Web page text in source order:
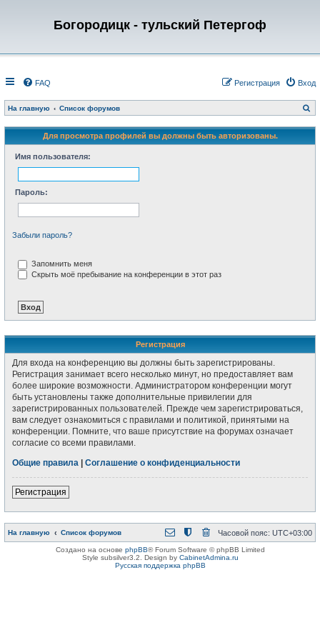
Богородицк - тульский Петергоф
FAQ Вход
Регистрация
На главную Список форумов
о
с
Для просмотра профилей вы должны быть авторизованы.
Имя пользователя:
Пароль:
Забыли пароль?
Запомнить меня
Скрыть моё пребывание на конференции в этот раз
Регистрация
Для входа на конференцию вы должны быть зарегистрированы.
Регистрация занимает всего несколько минут, но предоставляет вам
более широкие возможности. Администратором конференции могут
быть установлены также дополнительные привилегии для
зарегистрированных пользователей. Прежде чем зарегистрироваться,
вам следует ознакомиться с правилами и политикой, принятыми на
конференции. Помните, что ваше присутствие на форумах означает
согласие со всеми правилами.
Общие правила
Соглашение о конфиденциальности
Регистрация
На главную Список форумов Часовой пояс: UTC+03:00
Создано на основе phpBB® Forum Software © phpBB Limited
Style subsilver3.2. Design by CabinetAdmina.ru
Русская поддержка phpBB